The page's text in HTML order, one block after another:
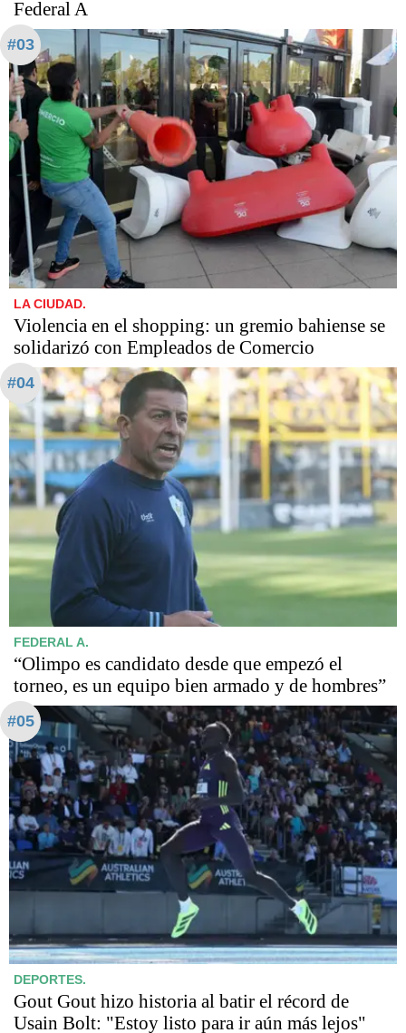
Federal A
#03
LA CIUDAD.
Violencia en el shopping: un gremio bahiense se
solidarizó con Empleados de Comercio
#04
FEDERAL A.
“Olimpo es candidato desde que empezó el
torneo, es un equipo bien armado y de hombres”
#05
DEPORTES.
Gout Gout hizo historia al batir el récord de
Usain Bolt: "Estoy listo para ir aún más lejos"